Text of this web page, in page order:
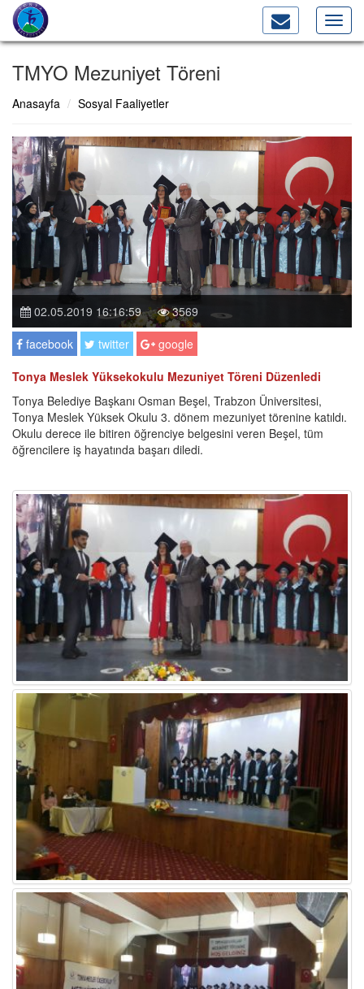
TMYO Mezuniyet Töreni
Anasayfa Sosyal Faaliyetler
02.05.2019 16:16:59
3569
facebook
twitter
google
Tonya Meslek Yüksekokulu Mezuniyet Töreni Düzenledi
Tonya Belediye Başkanı Osman Beşel, Trabzon Üniversitesi,
Tonya Meslek Yüksek Okulu 3. dönem mezuniyet törenine katıldı.
Okulu derece ile bitiren öğrenciye belgesini veren Beşel, tüm
öğrencilere iş hayatında başarı diledi.